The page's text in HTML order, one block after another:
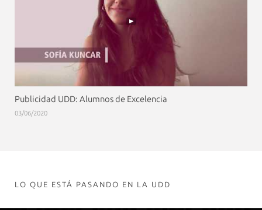
Publicidad UDD: Alumnos de Excelencia
03/06/2020
LO QUE ESTÁ PASANDO EN LA UDD